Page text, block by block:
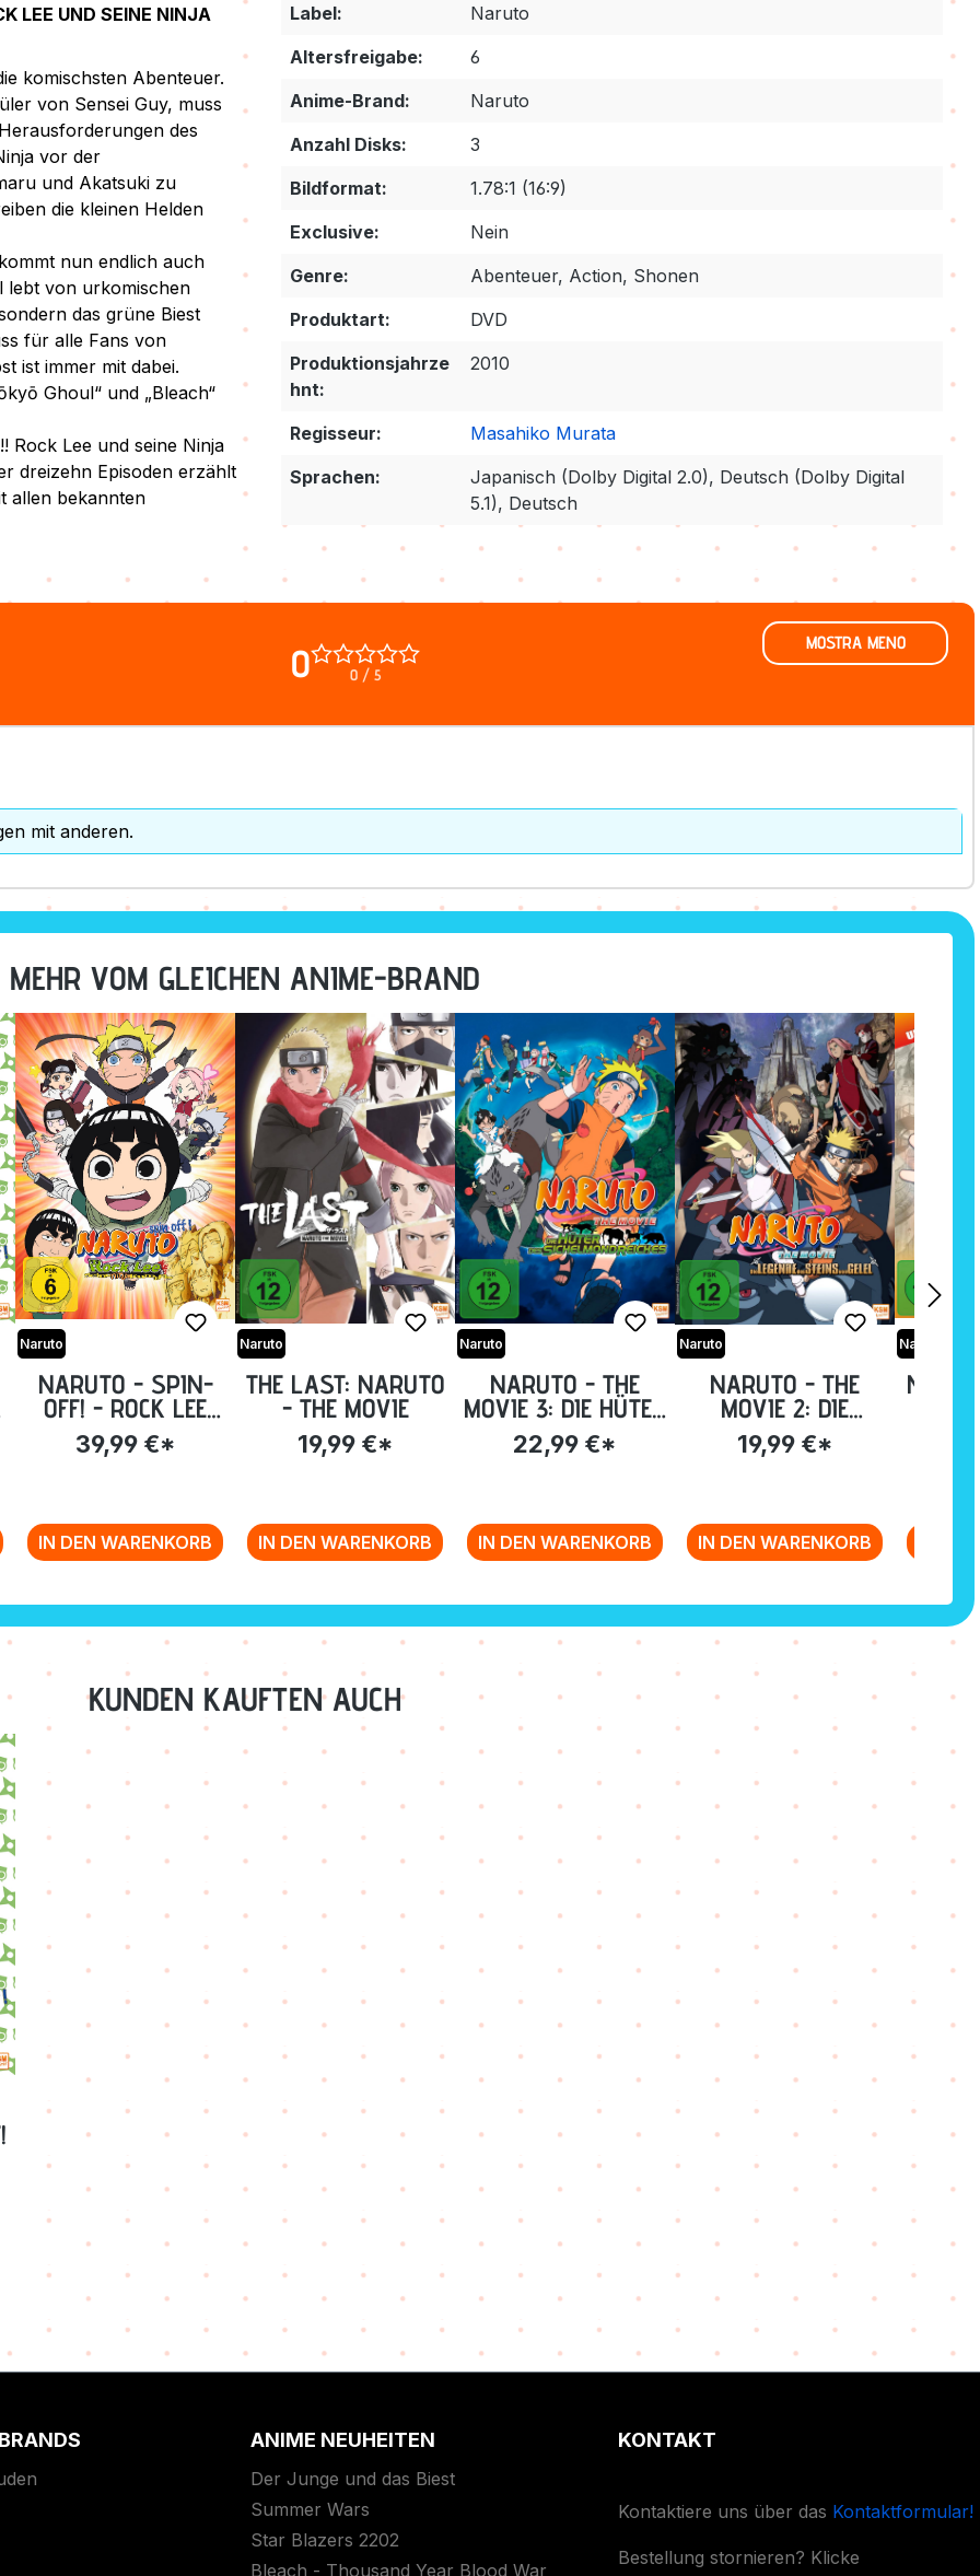
LEE UND SEINE NINJA
komischsten Abenteuer.
von Sensei Guy, muss
des
vor der
und Akatsuki zu
die kleinen Helden
nun endlich auch
lebt von urkomischen
das grüne Biest
für alle Fans von
ist immer mit dabei.
Ghoul“ und „Bleach“
Rock Lee und seine Ninja
dreizehn Episoden erzählt
allen bekannten
Label:
Naruto
Altersfreigabe:
6
Anime-Brand:
Naruto
Anzahl Disks:
3
Bildformat:
1.78:1 (16:9)
Exclusive:
Nein
Genre:
Abenteuer, Action, Shonen
Produktart:
DVD
Produktionsjahrze
hnt:
2010
Regisseur:
Masahiko Murata
Sprachen:
Japanisch (Dolby Digital 2.0), Deutsch (Dolby Digital
5.1), Deutsch
0 0 / 5
MOSTRA MENO
mit anderen.
MEHR VOM GLEICHEN ANIME-BRAND
Naruto
NARUTO - SPIN-
OFF! - ROCK LEE
UND SEINE NINJA
KUMPELS - VOLUME
39,99 €*
IN DEN WARENKORB
Naruto
THE LAST: NARUTO
- THE MOVIE
19,99 €*
IN DEN WARENKORB
Naruto
NARUTO - THE
MOVIE 3: DIE HÜTER
DES
SICHELMONDREICHE
22,99 €*
IN DEN WARENKORB
Naruto
NARUTO - THE
MOVIE 2: DIE
LEGENDE DES
STEINS VON GELEL
19,99 €*
IN DEN WARENKORB
Naruto
KUNDEN KAUFTEN AUCH
ANIME NEUHEITEN
Der Junge und das Biest
Summer Wars
Star Blazers 2202
Bleach - Thousand Year Blood War
KONTAKT
Kontaktiere uns über das Kontaktformular!
Bestellung stornieren? Klicke